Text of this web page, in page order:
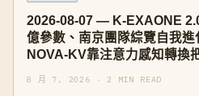
2026-08-07 — K-EXAONE
億參數、南京團隊綜覽自我
NOVA-KV靠注意力感知轉換
8 月 7, 2026 · 2 MIN READ